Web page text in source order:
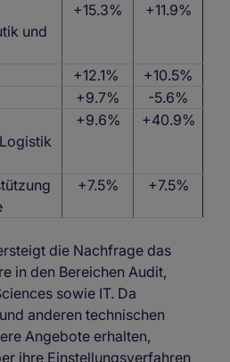
und
+15.3% +11.9%
+12.1%
+10.5%
+9.7%
-5.6%
+9.6% +40.9%
+7.5% +7.5%
die Nachfrage das
in den Bereichen Audit,
sowie IT. Da
anderen technischen
Angebote erhalten,
ihre Einstellungsverfahren